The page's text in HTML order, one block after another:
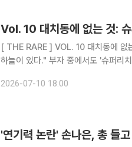
Vol. 10 대치동에 없는 것:
[ THE RARE ] VOL. 10 대치동에 없는 것:슈퍼리치들의 자녀 교육법 "천외천(天外天). 하늘 밖의
하늘이 있다." 부자 중에서도
2026-07-10 18:00
'연기력 논란' 손나은, 총 들